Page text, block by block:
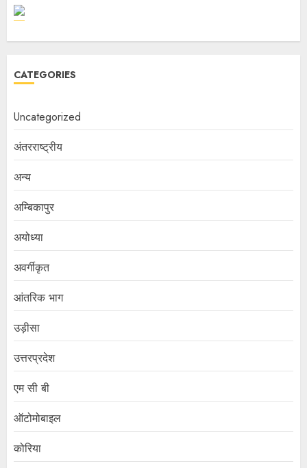
CATEGORIES
Uncategorized
अंतरराष्ट्रीय
अन्य
अम्बिकापुर
अयोध्या
अवर्गीकृत
आंतरिक भाग
उड़ीसा
उत्तरप्रदेश
एम सी बी
ऑटोमोबाइल
कोरिया